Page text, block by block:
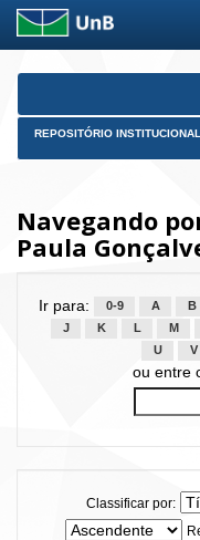
Skip
REPOSITÓRIO
Navegando
Paula
Ir para: 0-9 A B
J
K L M
U
V
ou entre
Classificar por: